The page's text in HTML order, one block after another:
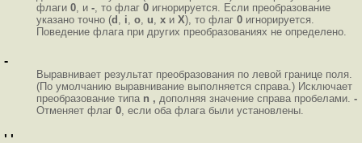
флаги 0 , и - , то флаг 0 игнорируется. Если преобразование
указано точно (d i o u x и X), то флаг 0 игнорируется.
Поведение флага при других преобразованиях не определено.
-
Выравнивает результат преобразования по левой границе поля.
(По умолчанию выравнивание выполняется справа.) Исключает
преобразование типа n , дополняя значение справа пробелами. -
Отменяет флаг 0 , если оба флага были установлены.
' '